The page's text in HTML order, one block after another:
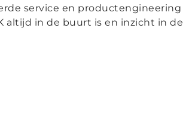
service en productengineering
altijd in de buurt is en inzicht in de